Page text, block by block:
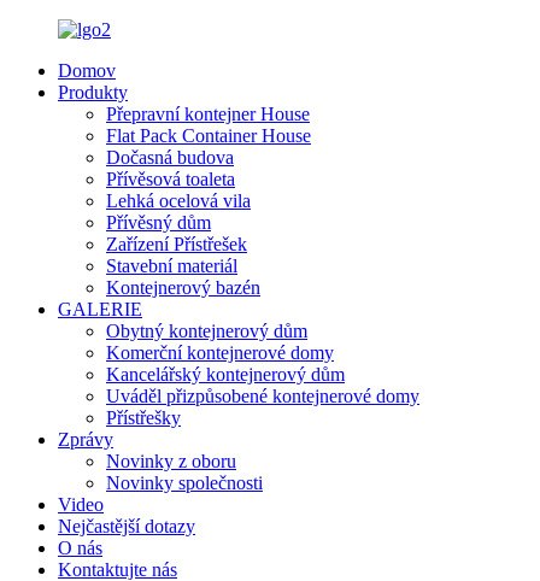
Domov
Produkty
Přepravní kontejner House
Flat Pack Container House
Dočasná budova
Přívěsová toaleta
Lehká ocelová vila
Přívěsný dům
Zařízení Přístřešek
Stavební materiál
Kontejnerový bazén
GALERIE
Obytný kontejnerový dům
Komerční kontejnerové domy
Kancelářský kontejnerový dům
Uváděl přizpůsobené kontejnerové domy
Přístřešky
Zprávy
Novinky z oboru
Novinky společnosti
Video
Nejčastější dotazy
O nás
Kontaktujte nás